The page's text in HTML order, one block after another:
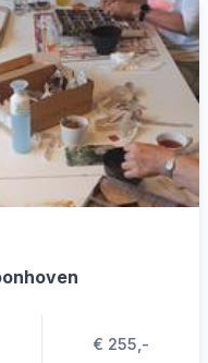
€ 255,-